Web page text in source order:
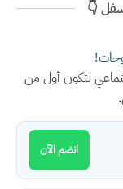
👇
لتكون أول من
انضم الآن